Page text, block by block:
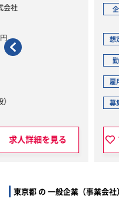
株式会社
700万円
東京都渋
経理・
ブックマーク
東京都 の 一般企業（事業会